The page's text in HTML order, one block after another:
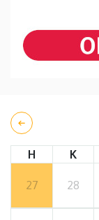
H K
27 28